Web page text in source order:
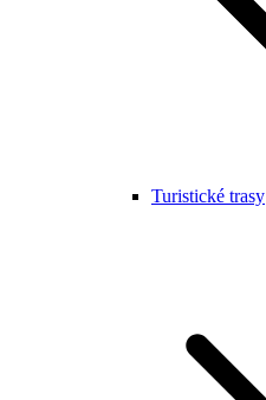
Turistické trasy